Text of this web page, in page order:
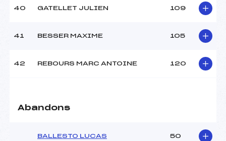
40 GATELLET JULIEN 109
41 BESSER MAXIME 105
42 REBOURS MARC ANTOINE 120
Abandons
BALLESTO LUCAS 50